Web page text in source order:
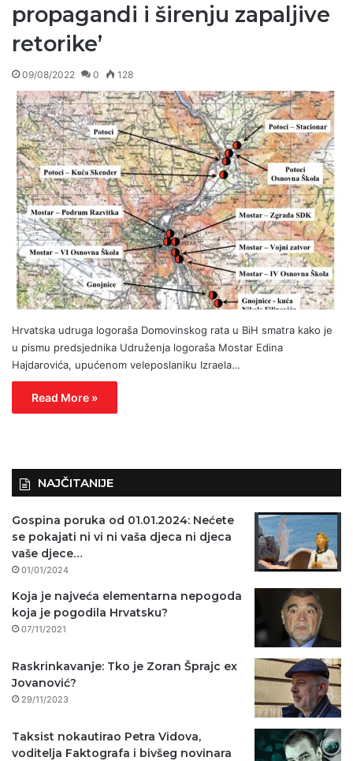
propagandi i širenju zapaljive
retorike’
09/08/2022 0 128
Hrvatska udruga logoraša Domovinskog rata u BiH smatra kako je
u pismu predsjednika Udruženja logoraša Mostar Edina
Hajdarovića, upućenom veleposlaniku Izraela…
Read More »
NAJČITANIJE
Gospina poruka od 01.01.2024: Nećete
se pokajati ni vi ni vaša djeca ni djeca
vaše djece…
01/01/2024
Koja je najveća elementarna nepogoda
koja je pogodila Hrvatsku?
07/11/2021
Raskrinkavanje: Tko je Zoran Šprajc ex
Jovanović?
29/11/2023
Taksist nokautirao Petra Vidova,
voditelja Faktografa i bivšeg novinara